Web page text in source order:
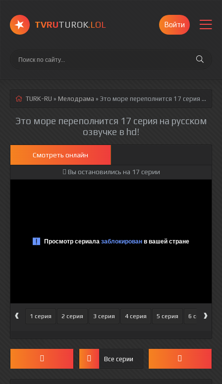
TVRUTUROK.LOL Войти
TURK-RU » Мелодрама » Это море переполнится 17 серия
Это море переполнится 17 серия на русском
озвучке в hd!
Смотреть онлайн
Вы остановились на 17 серии
‹ 1 серия 2 серия 3 серия 4 серия 5 серия 6 серия
›
Все серии